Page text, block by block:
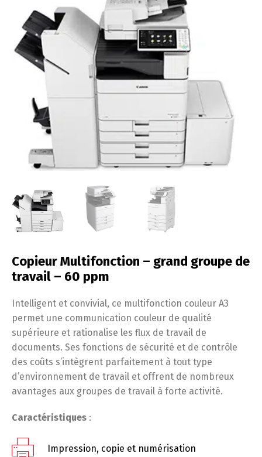
Copieur Multifonction – grand groupe de
travail – 60 ppm
Intelligent et convivial, ce multifonction couleur A3
permet une communication couleur de qualité
supérieure et rationalise les flux de travail de
documents. Ses fonctions de sécurité et de contrôle
des coûts s’intègrent parfaitement à tout type
d’environnement de travail et offrent de nombreux
avantages aux groupes de travail à forte activité.
Caractéristiques :
Impression, copie et numérisation